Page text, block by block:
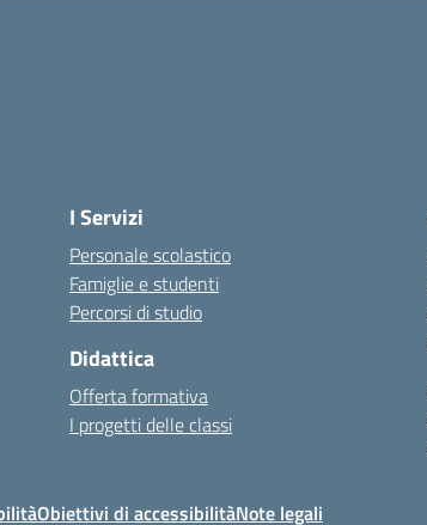
I Servizi
Personale scolastico
Famiglie e studenti
Percorsi di studio
Didattica
Offerta formativa
I progetti delle classi
Obiettivi di accessibilitàNote legali